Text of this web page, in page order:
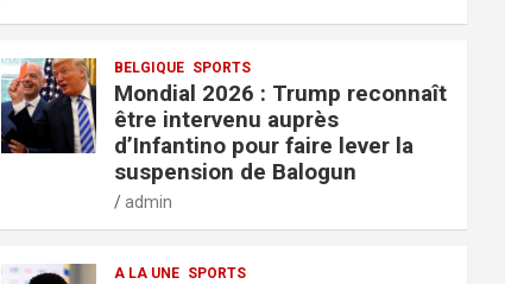
BELGIQUE SPORTS
Mondial 2026 : Trump reconnaît
être intervenu auprès
d’Infantino pour faire lever la
suspension de Balogun
admin
A LA UNE SPORTS